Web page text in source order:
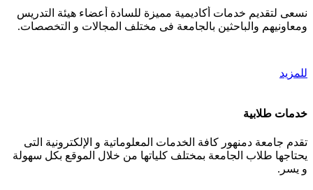
نسعى لتقديم خدمات أكاديمية مميزة للسادة أعضاء هيئة التدريس
ومعاونيهم والباحثين بالجامعة فى مختلف المجالات و التخصصات.
للمزيد
خدمات طلابية
تقدم جامعة دمنهور كافة الخدمات المعلوماتية و الإلكترونية التى
يحتاجها طلاب الجامعة بمختلف كلياتها من خلال الموقع بكل سهولة
و يسر.